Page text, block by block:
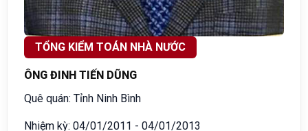
TỔNG KIỂM TOÁN NHÀ NƯỚC
ÔNG ĐINH TIẾN DŨNG
Quê quán: Tỉnh Ninh Bình
Nhiệm kỳ: 04/01/2011 - 04/01/2013